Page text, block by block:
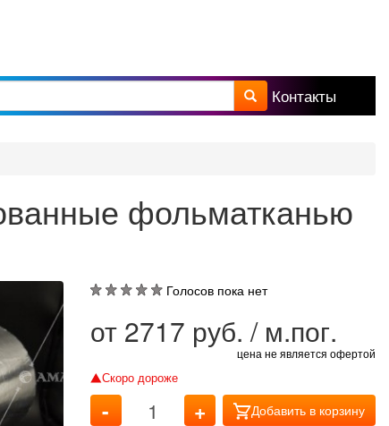
Контакты
фольматканью
Голосов пока нет
от 2717 руб. / м.пог.
цена не является офертой
Скоро дороже
- + Добавить в корзину